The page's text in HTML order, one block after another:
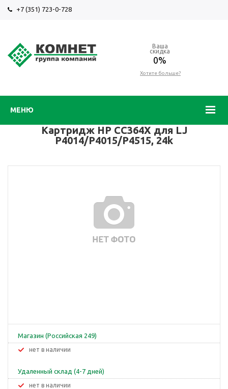
+7 (351) 723-0-728
МЕНЮ
Ваша
скидка
0%
Хотите больше?
Картридж HP CC364X для LJ
P4014/P4015/P4515, 24k
Магазин (Российская 249)
Нет в наличии
Удаленный склад (4-7 дней)
Нет в наличии